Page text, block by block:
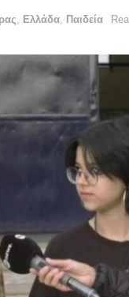
, Ελλάδα, Παιδεία